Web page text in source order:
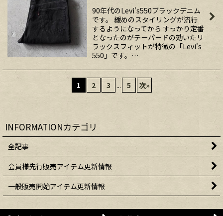
90年代のLevi's550ブラックデニム
です。 緩めのスタイリングが流行
するようになってから すっかり定番
となったのがテーパードの効いたリ
ラックスフィットが特徴の「Levi's
550」です。…
1 2 3 ... 5 次»
INFORMATIONカテゴリ
全記事
会員様先行販売アイテム更新情報
一般販売開始アイテム更新情報